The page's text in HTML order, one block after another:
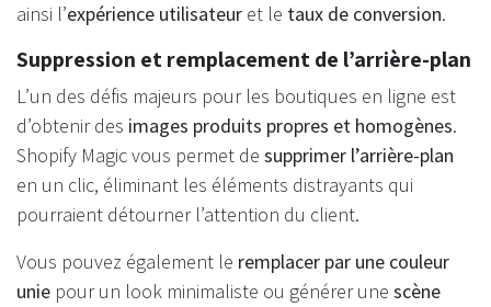
ainsi l’expérience utilisateur et le taux de conversion.
Suppression et remplacement de l’arrière-plan
L’un des défis majeurs pour les boutiques en ligne est
d’obtenir des images produits propres et homogènes.
Shopify Magic vous permet de supprimer l’arrière-plan
en un clic, éliminant les éléments distrayants qui
pourraient détourner l’attention du client.
Vous pouvez également le remplacer par une couleur
unie pour un look minimaliste ou générer une scène